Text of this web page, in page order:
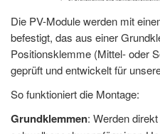
Die PV-Module werden mit
befestigt, das aus einer
Positionsklemme (Mittel- oder
geprüft und entwickelt für
So funktioniert die Montage:
Grundklemmen: Werden